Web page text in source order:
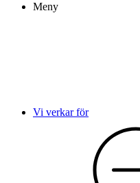
Meny
Vi verkar för